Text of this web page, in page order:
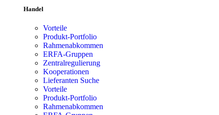
Handel
Vorteile
Produkt-Portfolio
Rahmenabkommen
ERFA-Gruppen
Zentralregulierung
Kooperationen
Lieferanten Suche
Vorteile
Produkt-Portfolio
Rahmenabkommen